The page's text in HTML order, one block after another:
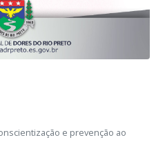
e prevenção ao